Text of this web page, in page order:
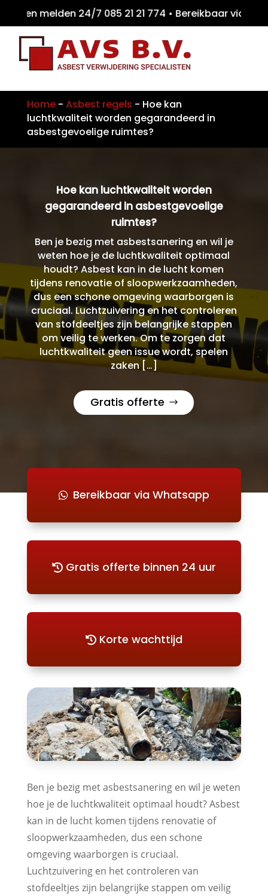
melden 24/7 085 21 21 774 •
Home- Asbest regels - Hoe kan
luchtkwaliteit worden gegarandeerd in
asbestgevoelige ruimtes?
Hoe kan luchtkwaliteit worden
gegarandeerd in asbestgevoelige
ruimtes?
Ben je bezig met asbestsanering en wil je
weten hoe je de luchtkwaliteit optimaal
houdt? Asbest kan in de lucht komen
tijdens renovatie of sloopwerkzaamheden,
dus een schone omgeving waarborgen is
cruciaal. Luchtzuivering en het controleren
van stofdeeltjes zijn belangrijke stappen
om veilig te werken. Om te zorgen dat
luchtkwaliteit geen issue wordt, spelen
zaken […]
Gratis offerte
Bereikbaar via Whatsapp
Gratis offerte binnen 24 uur
Korte wachttijd
Ben je bezig met asbestsanering en wil je weten
hoe je de luchtkwaliteit optimaal houdt? Asbest
kan in de lucht komen tijdens renovatie of
sloopwerkzaamheden, dus een schone
omgeving waarborgen is cruciaal.
Luchtzuivering en het controleren van
stofdeeltjes zijn belangrijke stappen om veilig